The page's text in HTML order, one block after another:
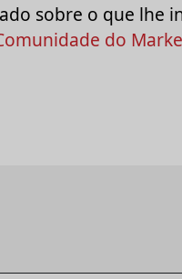
sobre o que lhe
do